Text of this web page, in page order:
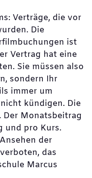
Verträge, die vor
Die
ist
Vertrag hat eine
Sie müssen also
sondern Ihr
immer um
kündigen. Die
Monatsbeitrag
und pro Kurs.
der
das
Marcus